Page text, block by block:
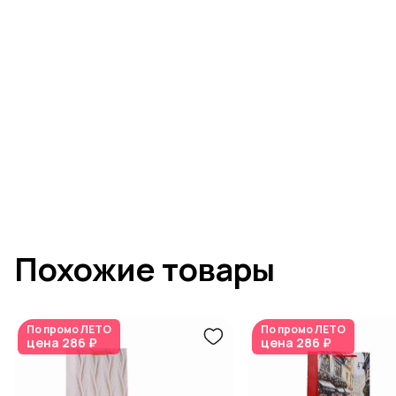
Похожие товары
По промоЛЕТО
цена 286 ₽
По промоЛЕТО
цена 286 ₽